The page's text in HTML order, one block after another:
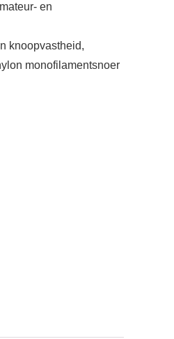
en
knoopvastheid,
monofilamentsnoer